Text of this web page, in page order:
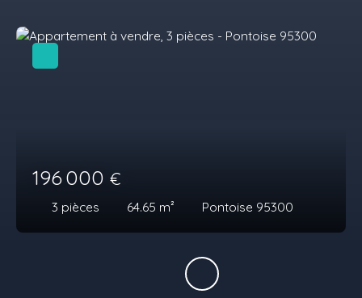
196 000 €
3 pièces 64.65 m² Pontoise 95300